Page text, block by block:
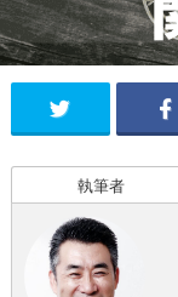
執筆者